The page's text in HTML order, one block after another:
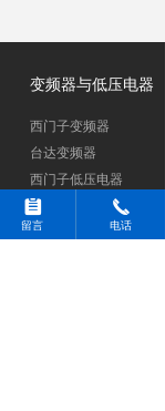
变频器与低压电器
西门子变频器
台达变频器
西门子低压电器
뀳
留言
끅
电话